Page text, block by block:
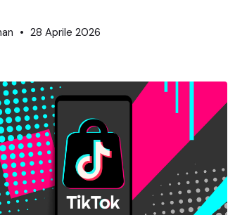
28 Aprile 2026